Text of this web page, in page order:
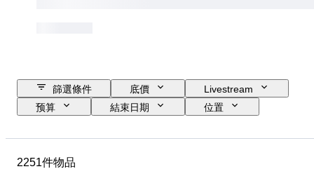
篩選條件 底價
Livestream
预算
結束日期
位置
時期
2251件物品